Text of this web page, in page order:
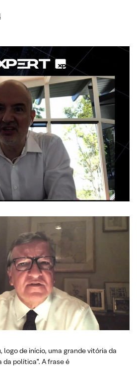
logo de início, uma grande vitória da
política”. A frase é